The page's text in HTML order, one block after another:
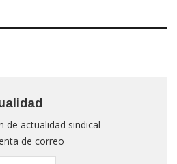
de actualidad sindical
de correo